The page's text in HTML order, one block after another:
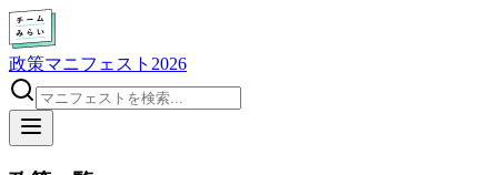
政策マニフェスト2026